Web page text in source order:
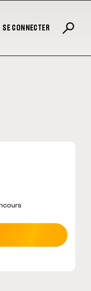
SE CONNECTER
signent un